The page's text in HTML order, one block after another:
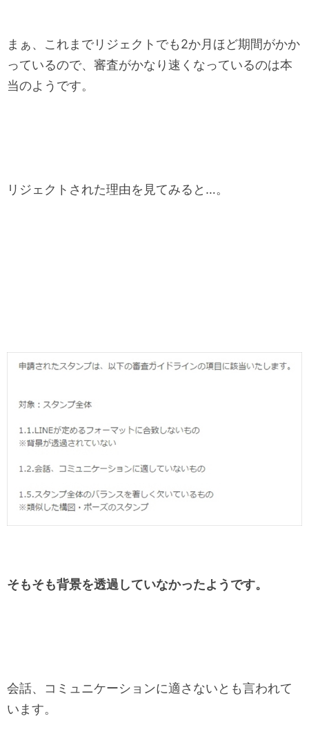
まぁ、これまでリジェクトでも2か月ほど期間がかか
っているので、審査がかなり速くなっているのは本
当のようです。
リジェクトされた理由を見てみると…。
そもそも背景を透過していなかったようです。
会話、コミュニケーションに適さないとも言われて
います。